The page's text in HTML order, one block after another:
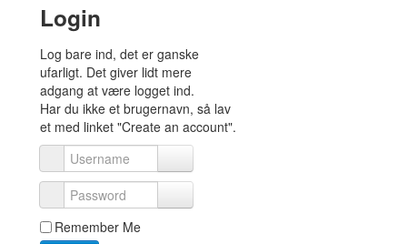
Login
Log bare ind, det er ganske
ufarligt. Det giver lidt mere
adgang at være logget ind.
Har du ikke et brugernavn, så lav
et med linket "Create an account".
Username
Password
Remember Me